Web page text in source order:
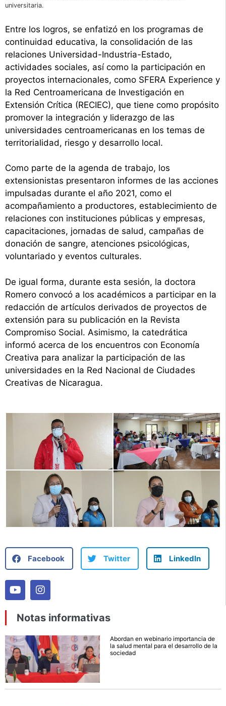
universitaria.
Entre los logros, se enfatizó en los programas de
continuidad educativa, la consolidación de las
relaciones Universidad-Industria-Estado,
actividades sociales, así como la participación en
proyectos internacionales, como SFERA Experience y
la Red Centroamericana de Investigación en
Extensión Crítica (RECIEC), que tiene como propósito
promover la integración y liderazgo de las
universidades centroamericanas en los temas de
territorialidad, riesgo y desarrollo local.
Como parte de la agenda de trabajo, los
extensionistas presentaron informes de las acciones
impulsadas durante el año 2021, como el
acompañamiento a productores, establecimiento de
relaciones con instituciones públicas y empresas,
capacitaciones, jornadas de salud, campañas de
donación de sangre, atenciones psicológicas,
voluntariado y eventos culturales.
De igual forma, durante esta sesión, la doctora
Romero convocó a los académicos a participar en la
redacción de artículos derivados de proyectos de
extensión para su publicación en la Revista
Compromiso Social. Asimismo, la catedrática
informó acerca de los encuentros con Economía
Creativa para analizar la participación de las
universidades en la Red Nacional de Ciudades
Creativas de Nicaragua.
Facebook Twitter LinkedIn
Notas informativas
Abordan en webinario importancia de
la salud mental para el desarrollo de la
sociedad